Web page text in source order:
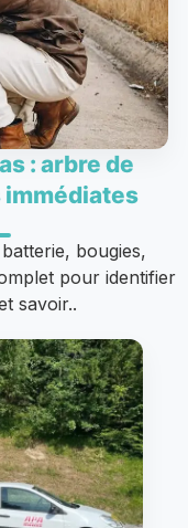
: arbre de
bougies,
pour identifier
savoir..